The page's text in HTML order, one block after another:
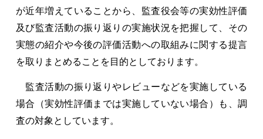
が近年増えていることから、監査役会等の実効性評価
及び監査活動の振り返りの実施状況を把握して、その
実態の紹介や今後の評価活動への取組みに関する提言
を取りまとめることを目的としております。
監査活動の振り返りやレビューなどを実施している
場合（実効性評価までは実施していない場合）も、調
査の対象としています。